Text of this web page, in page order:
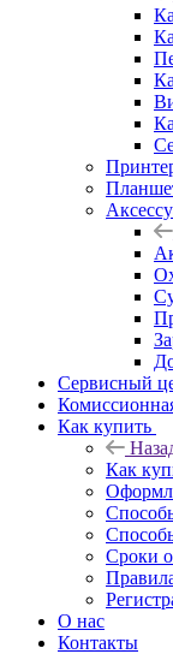
Сервисный
Как купить
Как
Сроки
О нас
Контакты